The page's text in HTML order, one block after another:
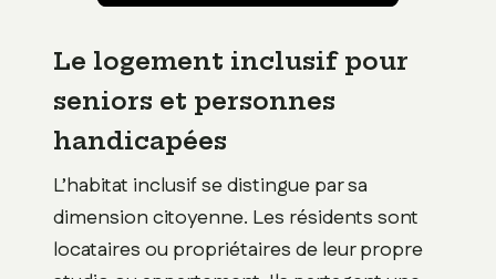
Le logement inclusif pour
seniors et personnes
handicapées
L’habitat inclusif se distingue par sa
dimension citoyenne. Les résidents sont
locataires ou propriétaires de leur propre